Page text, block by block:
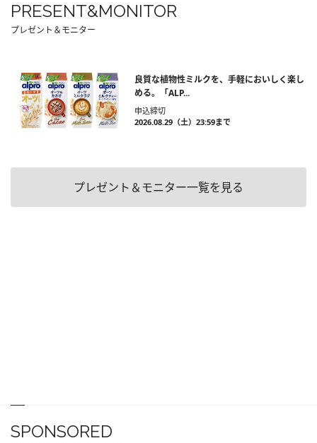
PRESENT&MONITOR
プレゼント＆モニター
良質な植物性ミルクを、手軽においしく楽し
める。「ALP...
申込締切
2026.08.29（土）23:59まで
プレゼント＆モニター一覧を見る
SPONSORED